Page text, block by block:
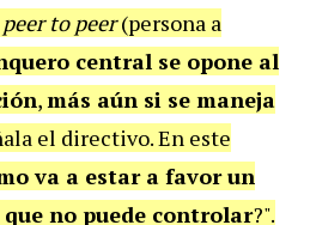
peer to peer(persona a
central se opone al
,más aún si se maneja
el directivo. En este
va a estar a favor un
no puede controlar?".